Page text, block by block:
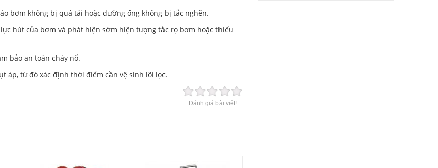
bơm không bị quá tải hoặc đường ống không bị tắc nghẽn.
hút của bơm và phát hiện sớm hiện tượng tắc rọ bơm hoặc thiếu
bảo an toàn cháy nổ.
áp, từ đó xác định thời điểm cần vệ sinh lõi lọc.
Đánh giá bài viết!